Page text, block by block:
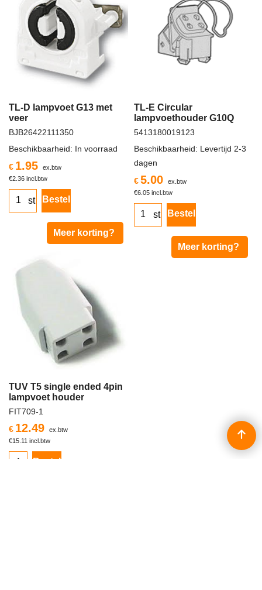
TL-D lampvoet G13 met
veer
€ 1.95
ex.btw
€2.36 incl.btw
BJB26422111350
Beschikbaarheid: In voorraad
st Bestel
Meer korting?
TL-E Circular
lampvoethouder G10Q
€ 5.00
ex.btw
€6.05 incl.btw
5413180019123
Beschikbaarheid: Levertijd 2-3
dagen
st Bestel
Meer korting?
TUV T5 single ended 4pin
lampvoet houder
€ 12.49
ex.btw
€15.11 incl.btw
FIT709-1
Bestel